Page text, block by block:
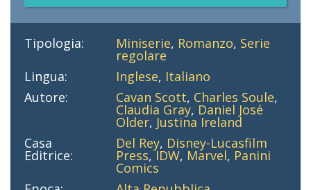
Tipologia: Miniserie, Romanzo, Serie
regolare
Lingua:
Inglese, Italiano
Autore:
Cavan Scott, Charles Soule,
Claudia Gray, Daniel José
Older, Justina Ireland
Casa
Editrice:
Del Rey, Disney-Lucasfilm
Press,IDW, Marvel, Panini
Comics